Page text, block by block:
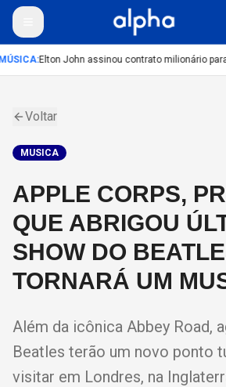
:Elton John assinou contrato milionário
Voltar
MUSICA
APPLE CORPS,
QUE ABRIGOU
SHOW DO
TORNARÁ UM
Além da icônica Abbey Road,
Beatles terão um novo ponto
visitar em Londres, na